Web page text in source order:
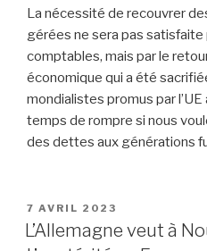
La nécessité de recouvrer
gérées ne sera pas
comptables, mais par le
économique qui a été
mondialistes promus par
temps de rompre si nous
des dettes aux générations
PUBLIÉ
LE
7 AVRIL 2023
L’Allemagne veut à